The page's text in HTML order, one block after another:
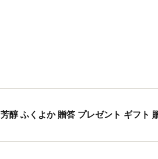
醇 ふくよか 贈答 プレゼント ギフト